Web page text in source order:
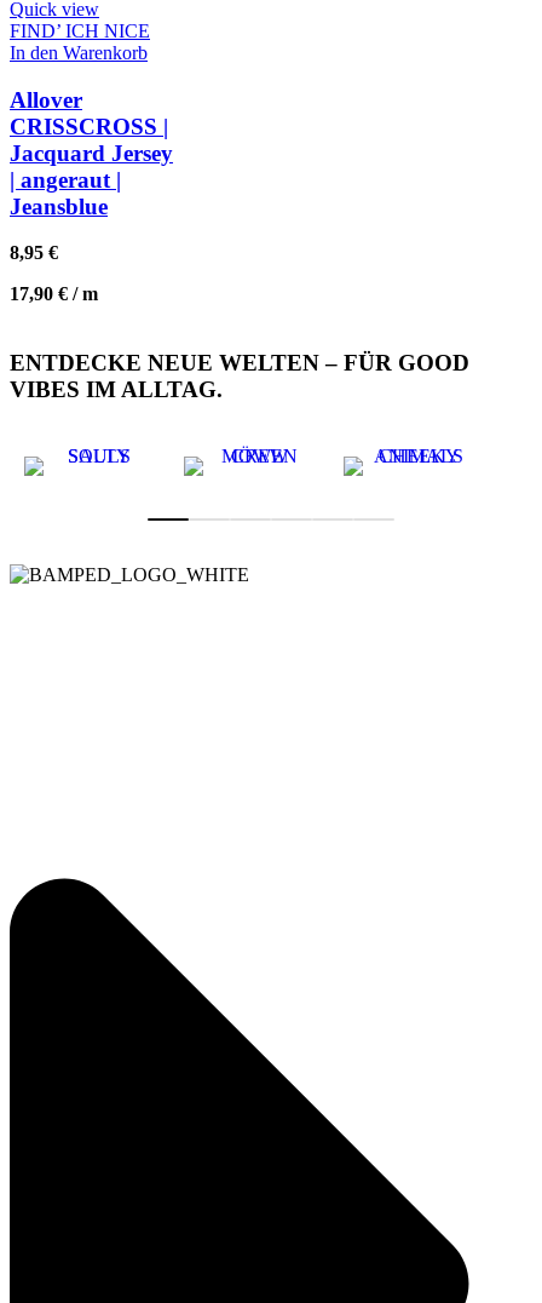
Quick view
FIND’ ICH NICE
In den Warenkorb
Allover
CRISSCROSS |
Jacquard Jersey
| angeraut |
Jeansblue
8,95 €
17,90 € /m
ENTDECKE NEUE WELTEN – FÜR GOOD
VIBES IM ALLTAG.